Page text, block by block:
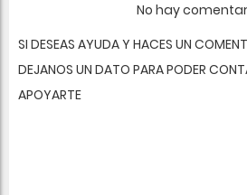
No hay
SI DESEAS AYUDA Y HACES UN
DEJANOS UN DATO PARA PODER
APOYARTE